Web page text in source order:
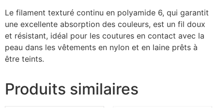
Le filament texturé continu en polyamide 6, qui garantit
une excellente absorption des couleurs, est un fil doux
et résistant, idéal pour les coutures en contact avec la
peau dans les vêtements en nylon et en laine prêts à
être teints.
Produits similaires